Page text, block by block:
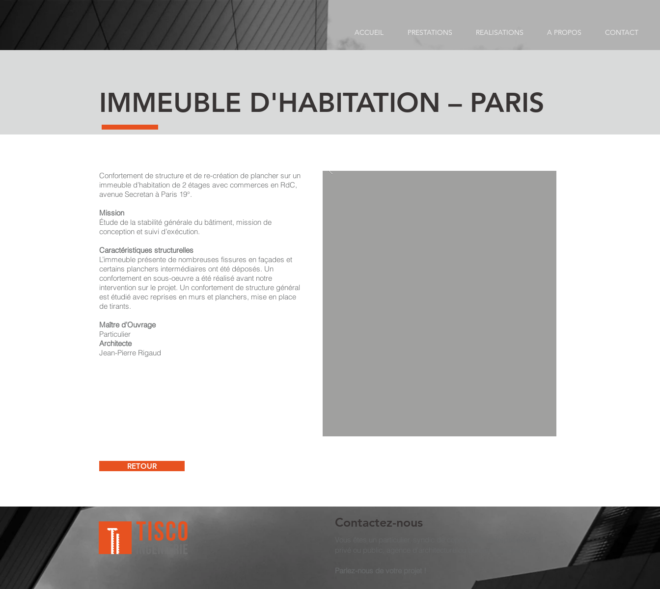
ACCUEIL PRESTATIONS REALISATIONS A PROPOS CONTACT
IMMEUBLE D'HABITATION – PARIS
Confortement de structure et de re-création de plancher sur un
immeuble d’habitation de 2 étages avec commerces en RdC,
avenue Secretan à Paris 19°.
Mission
Étude de la stabilité générale du bâtiment, mission de
conception et suivi d’exécution.
Caractéristiques structurelles
L’immeuble présente de nombreuses fissures en façades et
certains planchers intermédiaires ont été déposés. Un
confortement en sous-oeuvre a été réalisé avant notre
intervention sur le projet. Un confortement de structure général
est étudié avec reprises en murs et planchers, mise en place
de tirants.
Maître d’Ouvrage
Particulier
Architecte
Jean-Pierre Rigaud
RETOUR
Contactez-nous
Parlez-nous de votre projet !